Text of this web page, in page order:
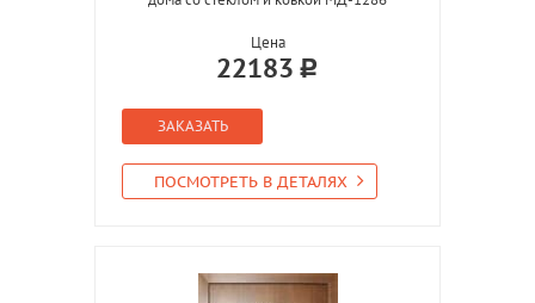
Цена
22183
ЗАКАЗАТЬ
ПОСМОТРЕТЬ В ДЕТАЛЯХ